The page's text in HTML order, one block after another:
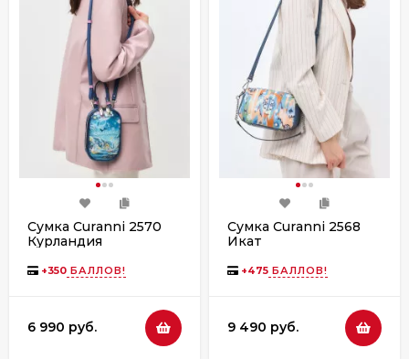
Сумка Curanni 2570
Курландия
+350 БАЛЛОВ!
6 990 руб.
Сумка Curanni 2568
Икат
+475 БАЛЛОВ!
9 490 руб.